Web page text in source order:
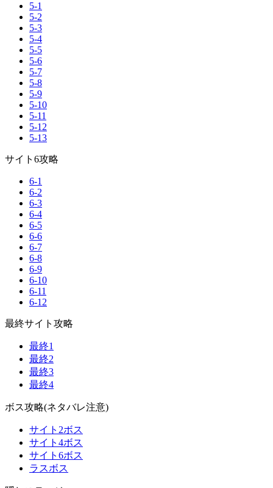
5-1
5-2
5-3
5-4
5-5
5-6
5-7
5-8
5-9
5-10
5-11
5-12
5-13
サイト6攻略
6-1
6-2
6-3
6-4
6-5
6-6
6-7
6-8
6-9
6-10
6-11
6-12
最終サイト攻略
最終1
最終2
最終3
最終4
ボス攻略(ネタバレ注意)
サイト2ボス
サイト4ボス
サイト6ボス
ラスボス